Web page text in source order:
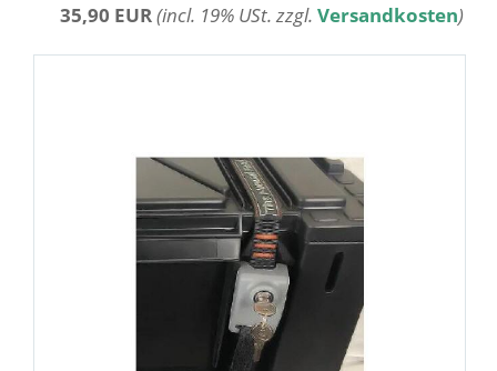
35,90 EUR(incl. 19% USt. zzgl. Versandkosten)